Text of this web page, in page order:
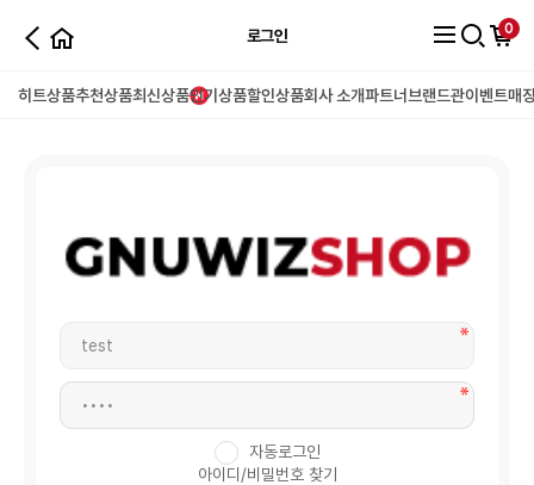
로그인
히트상품추천상품최신상품인기상품할인상품회사 소개파트너 브랜드관이벤트매
0
자동로그인
아이디/비밀번호 찾기